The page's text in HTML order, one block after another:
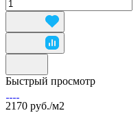
Быстрый просмотр
2170 руб./м2